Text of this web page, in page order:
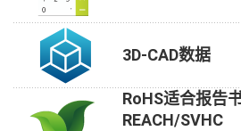
3D-CAD数据
RoHS适合报告
REACH/SVHC